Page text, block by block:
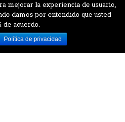
mejorar la experiencia de usuario,
damos por entendido que usted
de acuerdo.
Política de privacidad